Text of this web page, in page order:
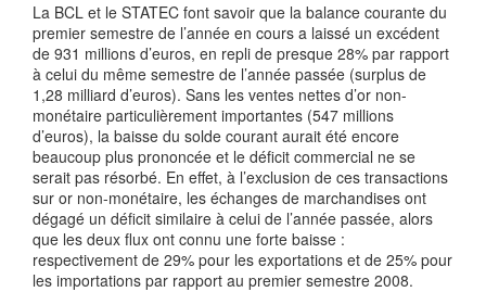
La BCL et le STATEC font savoir que la balance courante du
premier semestre de l’année en cours a laissé un excédent
de 931 millions d’euros, en repli de presque 28% par rapport
à celui du même semestre de l’année passée (surplus de
1,28 milliard d’euros). Sans les ventes nettes d’or non-
monétaire particulièrement importantes (547 millions
d’euros), la baisse du solde courant aurait été encore
beaucoup plus prononcée et le déficit commercial ne se
serait pas résorbé. En effet, à l’exclusion de ces transactions
sur or non-monétaire, les échanges de marchandises ont
dégagé un déficit similaire à celui de l’année passée, alors
que les deux flux ont connu une forte baisse :
respectivement de 29% pour les exportations et de 25% pour
les importations par rapport au premier semestre 2008.